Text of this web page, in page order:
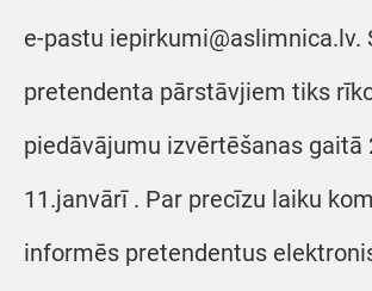
e-pastu iepirkumi@aslimnica.lv.
pretendenta pārstāvjiem tiks
piedāvājumu izvērtēšanas gaitā
11.janvārī . Par precīzu laiku
informēs pretendentus